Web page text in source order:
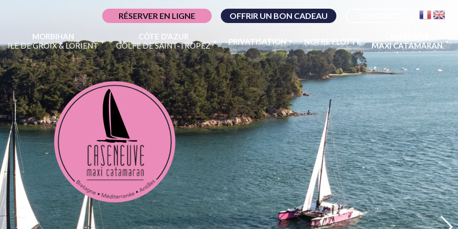
RÉSERVER EN LIGNE OFFRIR UN BON CADEAU
MORBIHAN
ILE DE GROIX & LORIENT
CÔTE D’AZUR
GOLFE DE SAINT-TROPEZ
PRIVATISATION NOTRE FLOTTE
MAXI CATAMARAN